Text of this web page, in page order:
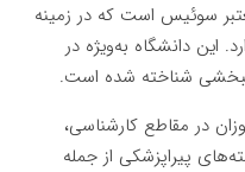
سوئیس است که در زمینه
این دانشگاه به‌ویژه در
شناخته شده است.
در مقاطع کارشناسی،
پیراپزشکی از جمله